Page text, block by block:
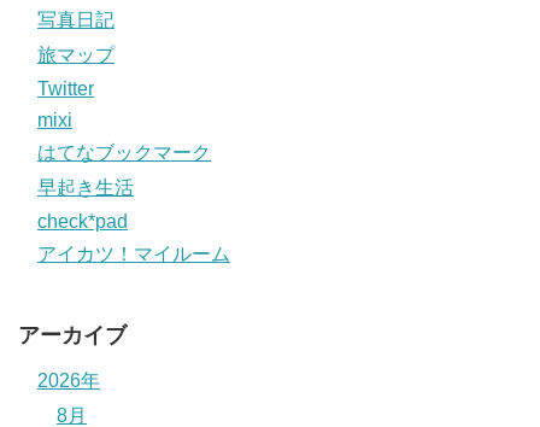
写真日記
旅マップ
Twitter
mixi
はてなブックマーク
早起き生活
check*pad
アイカツ！マイルーム
アーカイブ
2026年
8月